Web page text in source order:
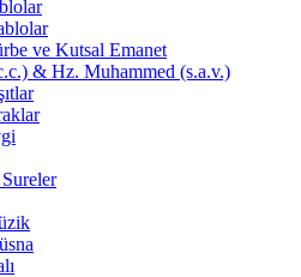
ve Kutsal Emanet
& Hz. Muhammed (s.a.v.)